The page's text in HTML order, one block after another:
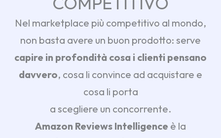
Nel marketplace più competitivo al mondo,
non basta avere un buon prodotto: serve
capire in profondità cosa i clienti pensano
davvero, cosa li convince ad acquistare e
cosa li porta
a scegliere un concorrente.
Amazon Reviews Intelligence è la